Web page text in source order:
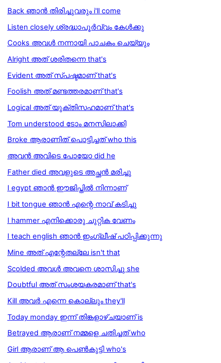
Back ഞാൻ തിരിച്ചുവരും i'll come
Listen closely ശ്രദ്ധാപൂര്‍വ്വം കേള്‍ക്കു
Cooks അവള്‍ നന്നായി പാചകം ചെയ്യും
Alright അത് ശരിതന്നെ that's
Evident അത് സ്പഷ്ടമാണ് that's
Foolish അത് മണ്ടത്തരമാണ് that's
Logical അത് യുക്തിസഹമാണ് that's
Tom understood ടോം മനസിലാക്കി
Broke ആരാണിത് പൊട്ടിച്ചത് who this
അവൻ അവിടെ പോയോ did he
Father died അവളുടെ അച്ഛൻ മരിച്ചു
I egypt ഞാൻ ഈജിപ്തിൽ നിന്നാണ്
I bit tongue ഞാന്‍ എന്റെ നാവ് കടിച്ചു
I hammer എനിക്കൊരു ചുറ്റിക വേണം
I teach english ഞാൻ ഇംഗ്ലീഷ് പഠിപ്പിക്കുന്നു
Mine അത് എന്റേതല്ലേ isn't that
Scolded അവൾ അവനെ ശാസിച്ചു she
Doubtful അത് സംശയകരമാണ് that's
Kill അവർ എന്നെ കൊല്ലും they'll
Today monday ഇന്ന് തിങ്കളാഴ്ചയാണ് is
Betrayed ആരാണ് നമ്മളെ ചതിച്ചത് who
Girl ആരാണ് ആ പെൺകുട്ടി who's